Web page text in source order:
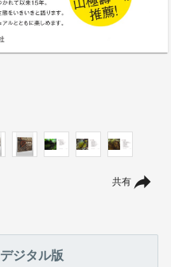
共有
デジタル版